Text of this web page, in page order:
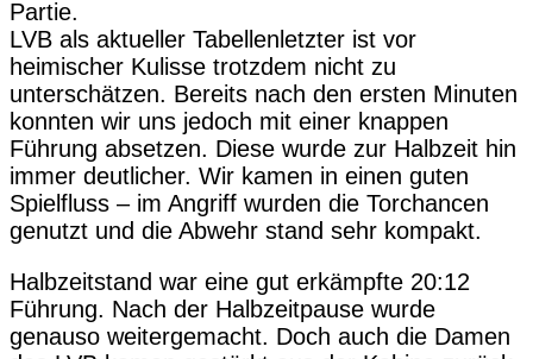
Partie.
LVB als aktueller Tabellenletzter ist vor
heimischer Kulisse trotzdem nicht zu
unterschätzen. Bereits nach den ersten Minuten
konnten wir uns jedoch mit einer knappen
Führung absetzen. Diese wurde zur Halbzeit hin
immer deutlicher. Wir kamen in einen guten
Spielfluss – im Angriff wurden die Torchancen
genutzt und die Abwehr stand sehr kompakt.
Halbzeitstand war eine gut erkämpfte 20:12
Führung. Nach der Halbzeitpause wurde
genauso weitergemacht. Doch auch die Damen